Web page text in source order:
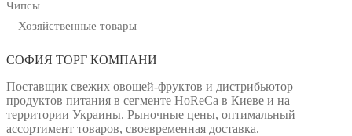
Чипсы
Хозяйственные товары
СОФИЯ ТОРГ КОМПАНИ
Поставщик свежих овощей-фруктов и дистрибьютор
продуктов питания в сегменте HoReCa в Киеве и на
территории Украины. Рыночные цены, оптимальный
ассортимент товаров, своевременная доставка.